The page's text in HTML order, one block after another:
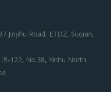
Jinjihu Road, ETDZ, Suqian,
:B-122, No.38, Yinhu North